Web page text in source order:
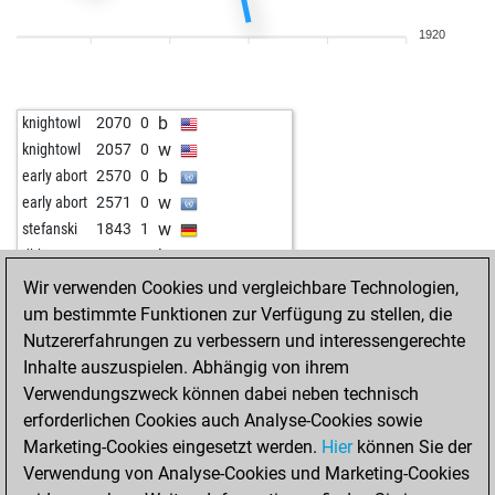
w
w
goidea 1631
krish 1960
ukanaka 1979
kasmir ribic 2207
tingel-tangel 1895
muhamed2005 1908 1 w
muhamed2005 1924 1 b
mruzic 1838 0 w
fdiz333 1382 1 w
heulender wolf 1853 0 b
mmorphi77 1739 1 w
early abort 2590 0 b
ccm 1831 1 w
panzerknacker01 1764 1 b
1920
knightowl 2070 0 b
knightowl 2057 0 w
early abort 2570 0 b
early abort 2571 0 w
stefanski 1843 1 w
dbbm2 1649 1 b
early abort 2556 0 b
ghariba 1523 1 w
early abort 2554 0 w
early abort 2585 0 b
early abort 2587 0 b
Wir verwenden Cookies und vergleichbare Technologien,
um bestimmte Funktionen zur Verfügung zu stellen, die
Nutzererfahrungen zu verbessern und interessengerechte
Inhalte auszuspielen. Abhängig von ihrem
Verwendungszweck können dabei neben technisch
erforderlichen Cookies auch Analyse-Cookies sowie
Marketing-Cookies eingesetzt werden. Hierkönnen Sie der
Verwendung von Analyse-Cookies und Marketing-Cookies